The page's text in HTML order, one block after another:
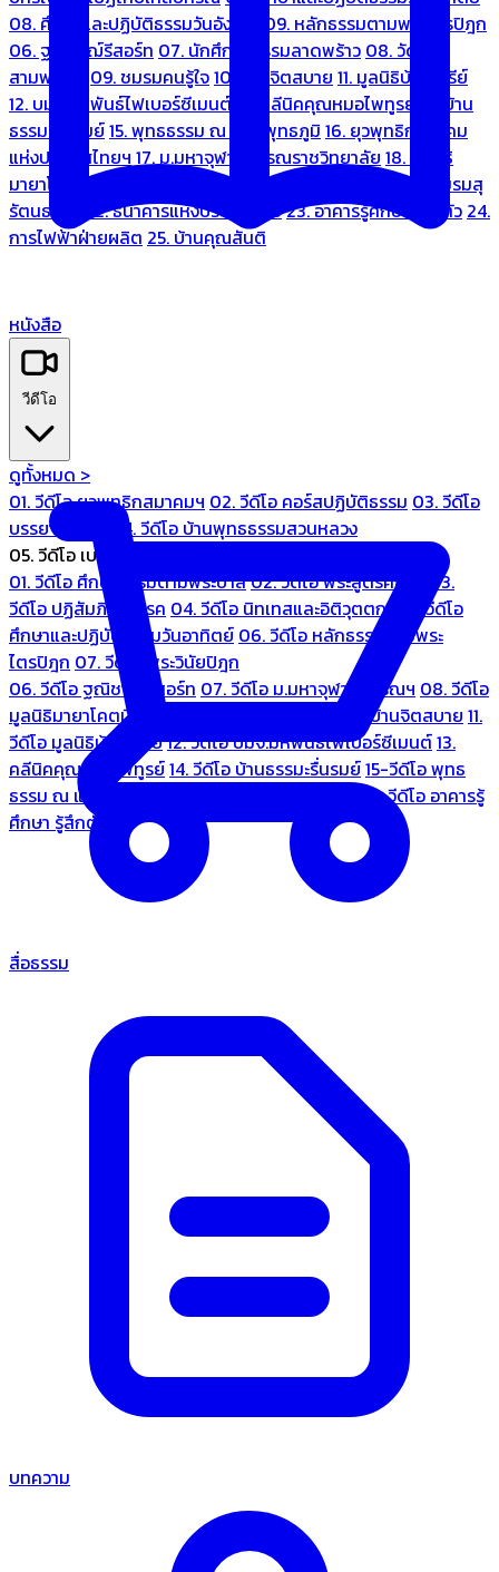
08. ศึกษาและปฏิบัติธรรมวันอังคาร
09. หลักธรรมตามพระไตรปิฎก
06. ฐณิชาฌ์รีสอร์ท 07. นักศึกษาธรรมลาดพร้าว 08. วัด
สามพระยา
09. ชมรมคนรู้ใจ10. บ้านจิตสบาย 11. มูลนิธิบ้านอารีย์
12. บมจ.มหพันธ์ไฟเบอร์ซีเมนต์
13. คลีนิคคุณหมอไพทูรย์
14. บ้าน
ธรรมะรื่นรมย์15. พุทธธรรม ณ แดนพุทธภูมิ 16. ยุวพุทธิกสมาคม
แห่งประเทศไทยฯ 17. ม.มหาจุฬาลงกรณราชวิทยาลัย 18. มูลนิธิ
มายาโคตมี
19. ariya wellness center
21. ชมรมสุ
รัตนธรรม
22. ธนาคารแห่งประเทศไทย23. อาคารรู้ศึกษารู้สึกตัว 24.
การไฟฟ้าฝ่ายผลิต 25. บ้านคุณสันติ
หนังสือ
วีดีโอ
ดูทั้งหมด >
01. วีดีโอ ยุวพุทธิกสมาคมฯ 02. วีดีโอ คอร์สปฏิบัติธรรม 03. วีดีโอ
บรรยายทั่วไป
04. วีดีโอ บ้านพุทธธรรมสวนหลวง
05. วีดีโอ เบนซ์ทองหล่อ
01. วีดีโอ ศึกษาธรรมตามพระบาลี02. วีดีโอ พระสูตรศึกษา
03.
วีดีโอ ปฏิสัมภิทามรรค 04. วีดีโอ นิทเทสและอิติวุตตกะ
05. วีดีโอ
ศึกษาและปฏิบัติธรรมวันอาทิตย์ 06. วีดีโอ หลักธรรมตามพระ
ไตรปิฎก 07. วีดีโอ พระวินัยปิฎก
06. วีดีโอ ฐณิชาฌ์รีสอร์ท 07. วีดีโอ ม.มหาจุฬาลงกรณฯ 08. วีดีโอ
มูลนิธิมายาโคตมี
10. วีดีโอ บ้านจิตสบาย 11.
วีดีโอ มูลนิธิบ้านอารีย์12. วีดีโอ บมจ.มหพันธ์ไฟเบอร์ซีเมนต์13.
คลีนิคคุณหมอไพทูรย์14. วีดีโอ บ้านธรรมะรื่นรมย์15-วีดีโอ พุทธ
ธรรม ณ แดนพุทธภูมิ
19. วีดีโอ อาคารรู้
ศึกษา รู้สึกตัว
สื่อธรรม
บทความ